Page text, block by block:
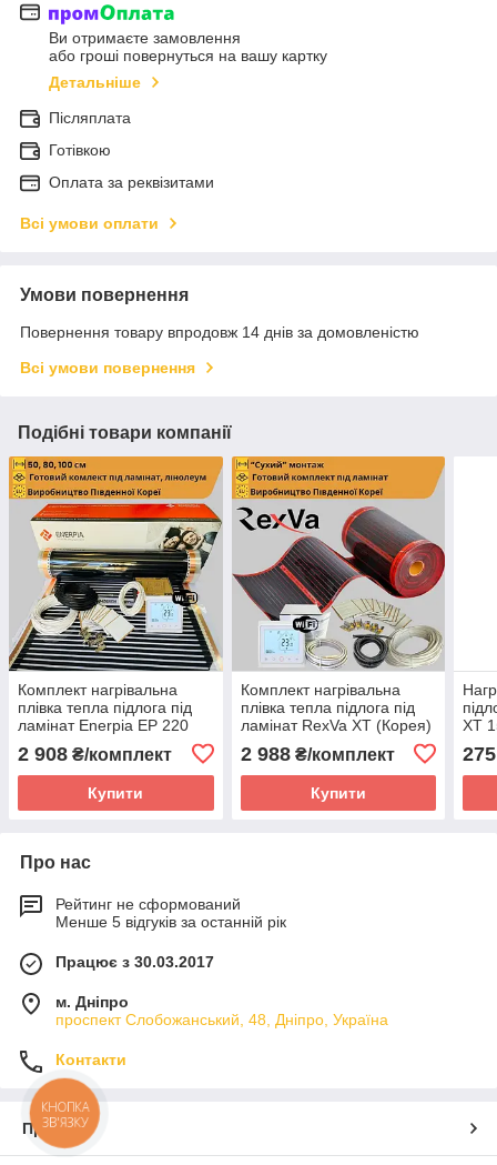
Ви отримаєте замовлення
або гроші повернуться на вашу картку
Детальніше
Післяплата
Готівкою
Оплата за реквізитами
Всі умови оплати
Умови повернення
Повернення товару впродовж 14 днів за домовленістю
Всі умови повернення
Подібні товари компанії
Комплект нагрівальна
плівка тепла підлога під
ламінат Enerpia EP 220
терморегулятор
2 908 ₴/комплект
Купити
Комплект нагрівальна
плівка тепла підлога під
ламінат RexVa XT (Корея)
+ Wi-Fi терморегулятор in-
therm PWT002
2 988₴/комплект
Купити
XT
275
Про нас
Рейтинг не сформований
Менше 5 відгуків за останній рік
Працює з 30.03.2017
м. Дніпро
проспект Слобожанський, 48, Дніпро, Україна
Контакти
Про нас
КНОПКА
ЗВ'ЯЗКУ